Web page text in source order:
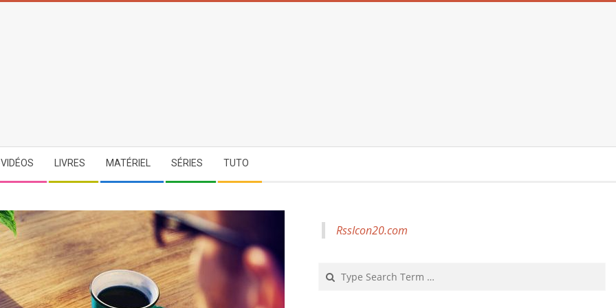
LIVRES MATÉRIEL SÉRIES TUTO
RssIcon20.com